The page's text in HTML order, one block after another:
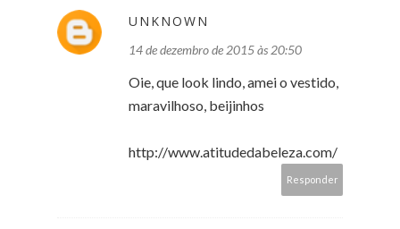
UNKNOWN
14 de dezembro de 2015 às 20:50
Oie, que look lindo, amei o vestido,
maravilhoso, beijinhos
http://www.atitudedabeleza.com/
Responder